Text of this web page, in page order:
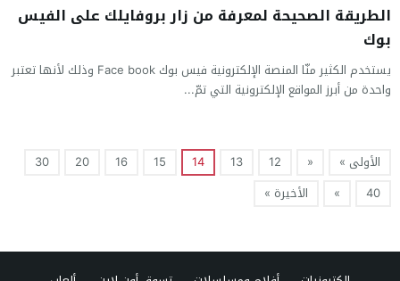
الطريقة الصحيحة لمعرفة من زار بروفايلك على الفيس
بوك
يستخدم الكثير منّا المنصة الإلكترونية فيس بوك Face book وذلك لأنها تعتبر
واحدة من أبرز المواقع الإلكترونية التي تمّ...
الأولى » «
12
13
14
15
16
20
30
40
» الأخيرة »